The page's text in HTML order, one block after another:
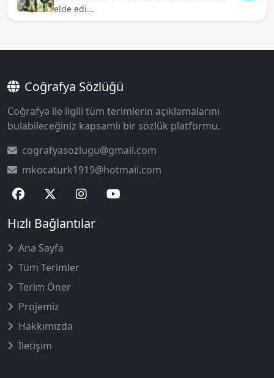
elde edi...
Coğrafya Sözlüğü
Coğrafya ile ilgili tüm terimlerin açıklamalarını
bulabileceğiniz kapsamlı bir sözlük platformu.
cografyasozlugu@gmail.com
mkocaturk1919@hotmail.com
Hızlı Bağlantılar
Ana Sayfa
Tüm Terimler
Terim Öner
Projemiz
Hakkımızda
İletişim